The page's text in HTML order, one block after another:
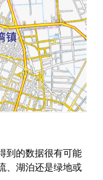
到的数据很有可能
、湖泊还是绿地或